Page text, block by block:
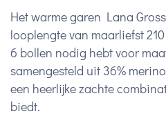
Het warme garen Lana
looplengte van maarliefst
6 bollen nodig hebt voor
samengesteld uit 36%
een heerlijke zachte
biedt.